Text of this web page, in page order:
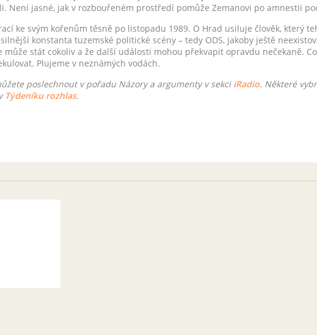
Není jasné, jak v rozbouřeném prostředí pomůže Zemanovi po amnestii
ke svým kořenům těsně po listopadu 1989. O Hrad usiluje člověk, který
konstanta tuzemské politické scény – tedy ODS, jakoby ještě
může stát cokoliv a že další události mohou překvapit opravdu nečekaně.
Plujeme v neznámých vodách.
poslechnout v pořadu Názory a argumenty v sekci iRadio. Některé
Týdeníku rozhlas.